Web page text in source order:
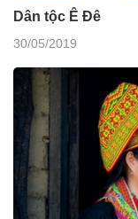
Dân tộc Ê Đê
30/05/2019